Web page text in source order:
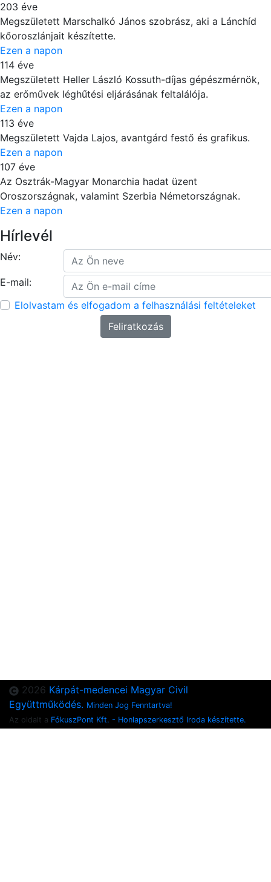
203 éve
Megszületett Marschalkó János szobrász, aki a Lánchíd
kőoroszlánjait készítette.
Ezen a napon
114 éve
Megszületett Heller László Kossuth-díjas gépészmérnök,
az erőművek léghűtési eljárásának feltalálója.
Ezen a napon
113 éve
Megszületett Vajda Lajos, avantgárd festő és grafikus.
Ezen a napon
107 éve
Az Osztrák-Magyar Monarchia hadat üzent
Oroszországnak, valamint Szerbia Németországnak.
Ezen a napon
Hírlevél
Név:
E-mail:
Elolvastam és elfogadom a felhasználási feltételeket
2026 Kárpát-medencei Magyar Civil
Együttműködés. Minden Jog Fenntartva!
Az oldalt a FókuszPont Kft. - Honlapszerkesztő Iroda készítette.